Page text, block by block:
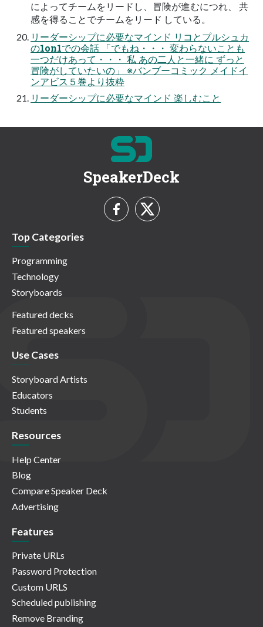
によってチームをリードし、冒険が進むにつれ、 共
感を得ることでチームをリード している。
リーダーシップに必要なマインド リコとプルシュカ
の1on1での会話 「でもね・・・ 変わらないことも
一つだけあって・・・ 私 あの二人と一緒に ずっと
冒険がしていたいの」 ※バンブーコミック メイドイ
ンアビス５巻より抜粋
リーダーシップに必要なマインド 楽しむこと
SpeakerDeck
Top Categories
Programming
Technology
Storyboards
Featured decks
Featured speakers
Use Cases
Storyboard Artists
Educators
Students
Resources
Help Center
Blog
Compare Speaker Deck
Advertising
Features
Private URLs
Password Protection
Custom URLS
Scheduled publishing
Remove Branding